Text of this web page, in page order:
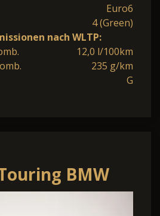
Euro6
4 (Green)
nach WLTP:
12,0 l/100km
235 g/km
G
BMW
390 kW (530